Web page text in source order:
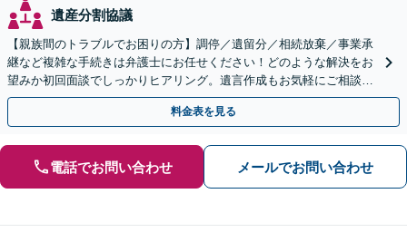
遺産分割協議
【親族間のトラブルでお困りの方】調停／遺留分／相続放棄／事業承
継など複雑な手続きは弁護士にお任せください！どのような解決をお
望みか初回面談でしっかりヒアリング。遺言作成もお気軽にご相談く
ださい。
料金表を見る
電話でお問い合わせ メールでお問い合わせ